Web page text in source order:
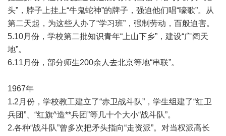
头”，脖子上挂上“牛鬼蛇神”的牌子，强迫他们唱“嚎歌”。从
第二天起，为这些人办了“学习班”，强制劳动，百般迫害。
5.10月份，学校第二批知识青年“上山下乡”，建设“广阔天
地”。
6.11月份，部分师生200余人去北京等地“串联”。
1967年
1.2月份，学校教工建立了“赤卫战斗队”，学生组建了“红卫
兵团”、“红旗^造**兵团”等几十个大小“战斗队”。
2.各种“战斗队”曾多次把矛头指向“走资派”。对当权派高长